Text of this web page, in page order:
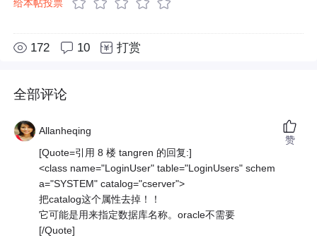
给本帖投票
172 10 打赏
全部评论
Allanheqing
[Quote=引用 8 楼 tangren 的回复:]
<class name="LoginUser" table="LoginUsers" schem
a="SYSTEM" catalog="cserver">
把catalog这个属性去掉！！
它可能是用来指定数据库名称。oracle不需要
[/Quote]
赞